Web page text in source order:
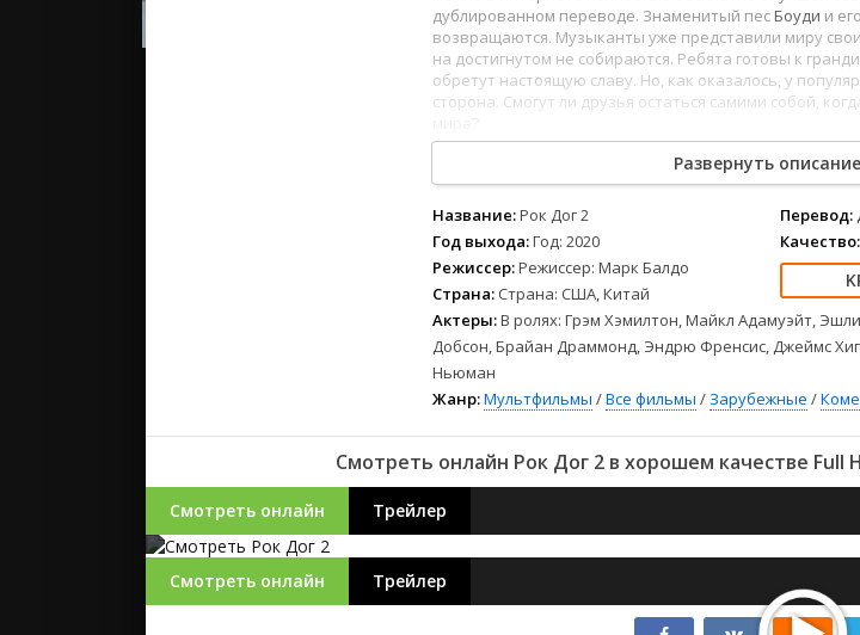
2022
2021
Зарубежные
Детские
Драмы
Комедии
дублированном переводе. Знаменитый песБоуди и
возвращаются. Музыканты уже представили миру
на достигнутом не собираются. Ребята готовы к
обретут настоящую славу. Но, как оказалось, у
сторона. Смогут ли друзья остаться самими собой,
12345 678
Развернуть описание
Название:Рок Дог 2
Год выхода:Год: 2020
Режиссер:Режиссер: Марк Балдо
Страна: Страна: США, Китай
Перевод:
Качество:
Актеры:В ролях: Грэм Хэмилтон, Майкл Адамуэйт,
Добсон, Брайан Драммонд, Эндрю Френсис, Джеймс
Ньюман
Жанр:Мультфильмы /Все фильмы / Зарубежные /
Смотреть онлайн Рок Дог 2 в хорошем качестве Full
Смотреть онлайн Трейлер
Смотреть онлайн Трейлер